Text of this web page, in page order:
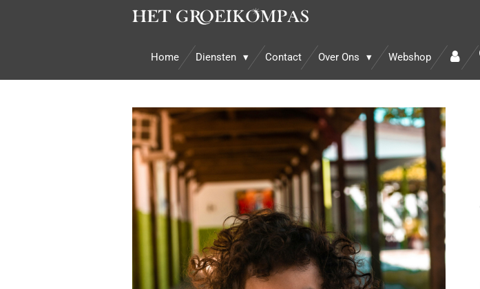
hoofdinhoud
Home Diensten Contact Over Ons Webshop